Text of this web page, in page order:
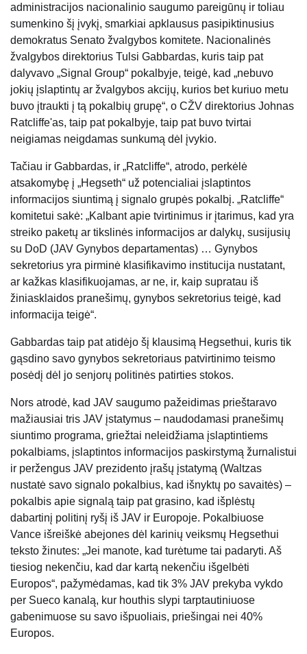
administracijos nacionalinio saugumo pareigūnų ir toliau
sumenkino šį įvykį, smarkiai apklausus pasipiktinusius
demokratus Senato žvalgybos komitete. Nacionalinės
žvalgybos direktorius Tulsi Gabbardas, kuris taip pat
dalyvavo „Signal Group“ pokalbyje, teigė, kad „nebuvo
jokių įslaptintų ar žvalgybos akcijų, kurios bet kuriuo metu
buvo įtraukti į tą pokalbių grupę“, o CŽV direktorius Johnas
Ratcliffe'as, taip pat pokalbyje, taip pat buvo tvirtai
neigiamas neigdamas sunkumą dėl įvykio.
Tačiau ir Gabbardas, ir „Ratcliffe“, atrodo, perkėlė
atsakomybę į „Hegseth“ už potencialiai įslaptintos
informacijos siuntimą į signalo grupės pokalbį. „Ratcliffe“
komitetui sakė: „Kalbant apie tvirtinimus ir įtarimus, kad yra
streiko paketų ar tikslinės informacijos ar dalykų, susijusių
su DoD (JAV Gynybos departamentas) … Gynybos
sekretorius yra pirminė klasifikavimo institucija nustatant,
ar kažkas klasifikuojamas, ar ne, ir, kaip supratau iš
žiniasklaidos pranešimų, gynybos sekretorius teigė, kad
informacija teigė“.
Gabbardas taip pat atidėjo šį klausimą Hegsethui, kuris tik
gąsdino savo gynybos sekretoriaus patvirtinimo teismo
posėdį dėl jo senjorų politinės patirties stokos.
Nors atrodė, kad JAV saugumo pažeidimas prieštaravo
mažiausiai tris JAV įstatymus – naudodamasi pranešimų
siuntimo programa, griežtai neleidžiama įslaptintiems
pokalbiams, įslaptintos informacijos paskirstymą žurnalistui
ir peržengus JAV prezidento įrašų įstatymą (Waltzas
nustatė savo signalo pokalbius, kad išnyktų po savaitės) –
pokalbis apie signalą taip pat grasino, kad išplėstų
dabartinį politinį ryšį iš JAV ir Europoje. Pokalbiuose
Vance išreiškė abejones dėl karinių veiksmų Hegsethui
teksto žinutes: „Jei manote, kad turėtume tai padaryti. Aš
tiesiog nekenčiu, kad dar kartą nekenčiu išgelbėti
Europos“, pažymėdamas, kad tik 3% JAV prekyba vykdo
per Sueco kanalą, kur houthis slypi tarptautiniuose
gabenimuose su savo išpuoliais, priešingai nei 40%
Europos.